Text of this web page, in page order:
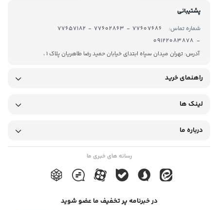
میگردند . از آنجاییکه برای تولید این محصول رنگ را با پی وی سی
متریال بسیار طولانی تر میشود. روز رنگ خام در مقابل نور مستقیم
برش خورده روز رنگهای رنگی بر روی شیشه معمولاً از رنگ سفید همین
محصول به عنوان پشت زمینه کار استفاده میکنند. این متریال در دو
استفاده میشود . موارد مصرف روز رنگ بیشترین مصرف روزرنگ برای
پشتیبانی
شماره تماس:
- 09122083878
آدرس: تهران میدان سپاه ابتدای خیابان حمید رضا طاهریان پلاک 1 ،
راهنمای خرید
لینک ها
درباره ما
رسانه های خبری ما
در خبرنامه پر تخفیف ما عضو شوید